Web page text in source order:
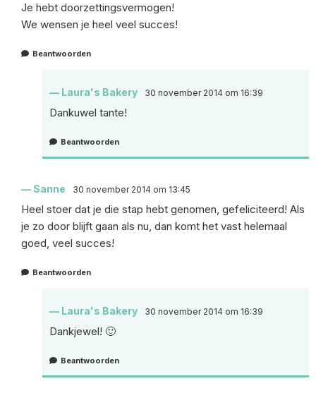
Je hebt doorzettingsvermogen!
We wensen je heel veel succes!
Beantwoorden
Laura's Bakery 30 november 2014 om 16:39
Dankuwel tante!
Beantwoorden
Sanne 30 november 2014 om 13:45
Heel stoer dat je die stap hebt genomen, gefeliciteerd! Als
je zo door blijft gaan als nu, dan komt het vast helemaal
goed, veel succes!
Beantwoorden
Laura's Bakery 30 november 2014 om 16:39
Dankjewel! 🙂
Beantwoorden